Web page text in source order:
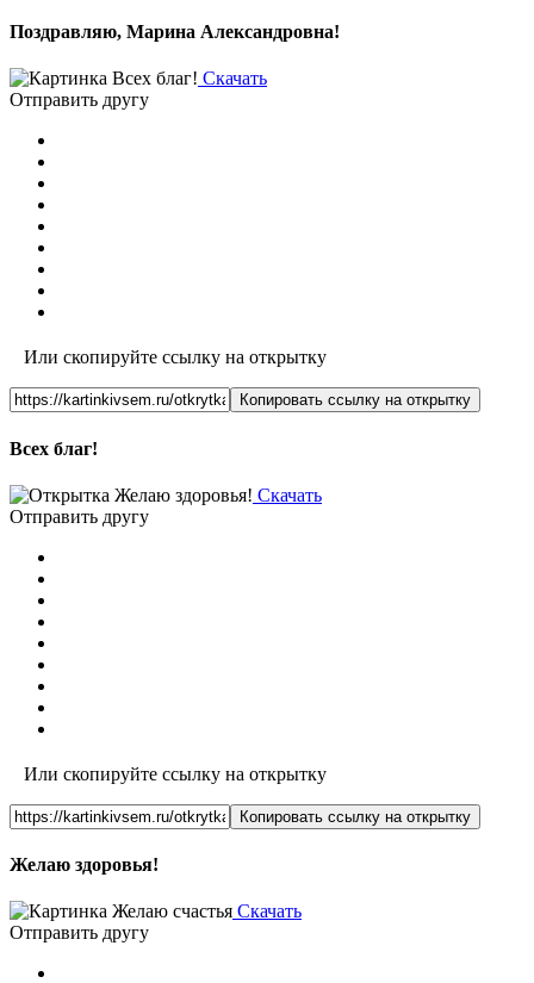
Поздравляю, Марина Александровна!
Скачать
Отправить другу
Или скопируйте ссылку на открытку
Копировать ссылку на открытку
Всех благ!
Скачать
Отправить другу
Или скопируйте ссылку на открытку
Копировать ссылку на открытку
Желаю здоровья!
Скачать
Отправить другу